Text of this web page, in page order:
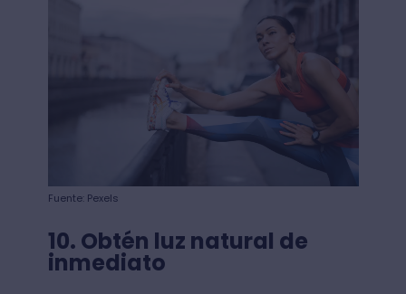
Fuente: Pexels
10. Obtén luz natural de
inmediato